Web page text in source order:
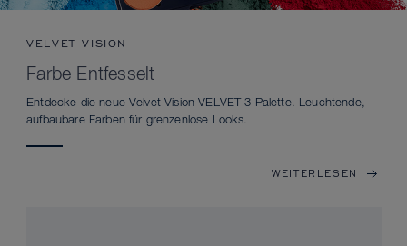
VELVET VISION
Farbe Entfesselt
Entdecke die neue Velvet Vision VELVET 3 Palette. Leuchtende,
aufbaubare Farben für grenzenlose Looks.
WEITERLESEN